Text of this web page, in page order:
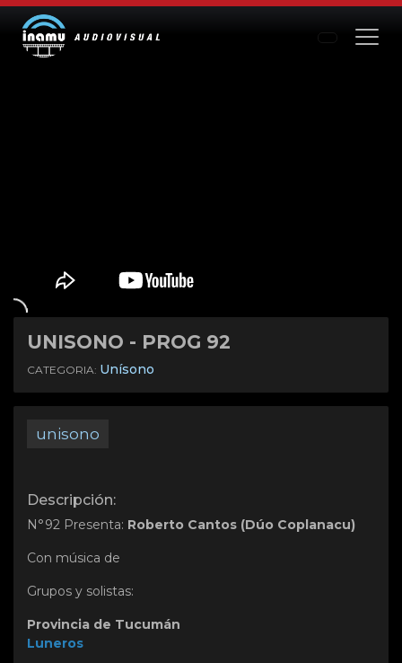
UNISONO - PROG 92
CATEGORIA: Unísono
unisono
Descripción:
N°92 Presenta: Roberto Cantos (Dúo Coplanacu)
Con música de
Grupos y solistas:
Provincia de Tucumán
Luneros